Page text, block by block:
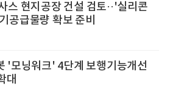
스 현지공장 건설 검토··'실리콘
공급물량 확보 준비
'모닝워크' 4단계 보행기능개선
대